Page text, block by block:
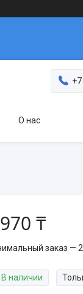
О нас
₸
заказ — 2
В наличии